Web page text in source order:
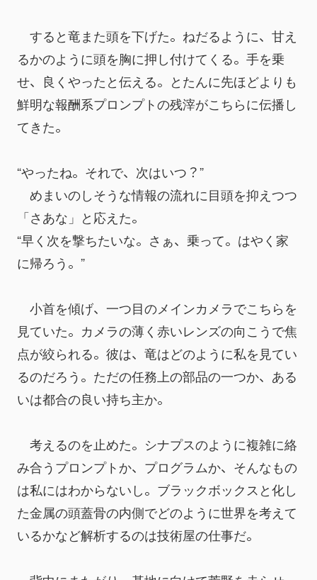
すると竜また頭を下げた。ねだるように、甘え
るかのように頭を胸に押し付けてくる。手を乗
せ、良くやったと伝える。とたんに先ほどよりも
鮮明な報酬系プロンプトの残滓がこちらに伝播し
てきた。
“やったね。それで、次はいつ？”
めまいのしそうな情報の流れに目頭を抑えつつ
「さあな」と応えた。
“早く次を撃ちたいな。さぁ、乗って。はやく家
に帰ろう。”
小首を傾げ、一つ目のメインカメラでこちらを
見ていた。カメラの薄く赤いレンズの向こうで焦
点が絞られる。彼は、竜はどのように私を見てい
るのだろう。ただの任務上の部品の一つか、ある
いは都合の良い持ち主か。
考えるのを止めた。シナプスのように複雑に絡
み合うプロンプトか、プログラムか、そんなもの
は私にはわからないし。ブラックボックスと化し
た金属の頭蓋骨の内側でどのように世界を考えて
いるかなど解析するのは技術屋の仕事だ。